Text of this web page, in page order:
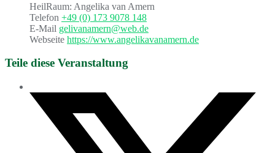
HeilRaum: Angelika van Amern
Telefon +49 (0) 173 9078 148
E-Mail gelivanamern@web.de
Webseite https://www.angelikavanamern.de
Teile diese Veranstaltung